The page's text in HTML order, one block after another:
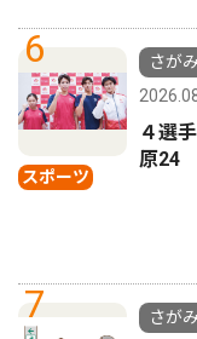
6
スポーツ
さが
４選
原24
7
さが